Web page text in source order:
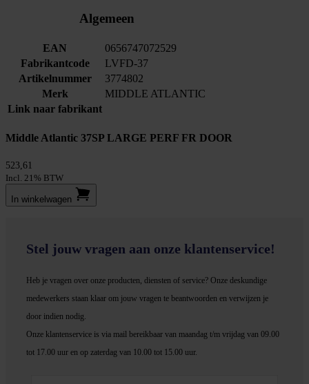
Algemeen
EAN
0656747072529
Fabrikantcode
LVFD-37
Artikelnummer
3774802
Merk
MIDDLE ATLANTIC
Link naar fabrikant
Middle Atlantic 37SP LARGE PERF FR DOOR
523,61
Incl. 21% BTW
In winkel­wagen
Stel jouw vragen aan onze klantenservice!
Heb je vragen over onze producten, diensten of service? Onze deskundige
medewerkers staan klaar om jouw vragen te beantwoorden en verwijzen je
door indien nodig.
Onze klantenservice is via mail bereikbaar van maandag t/m vrijdag van 09.00
tot 17.00 uur en op zaterdag van 10.00 tot 15.00 uur.